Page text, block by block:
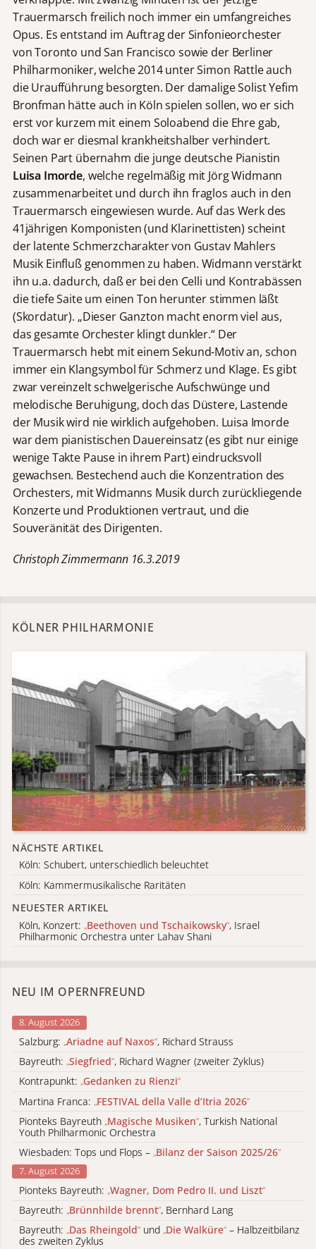
Trauermarsch freilich noch immer ein umfangreiches
Opus. Es entstand im Auftrag der Sinfonieorchester
von Toronto und San Francisco sowie der Berliner
Philharmoniker, welche 2014 unter Simon Rattle auch
die Uraufführung besorgten. Der damalige Solist Yefim
Bronfman hätte auch in Köln spielen sollen, wo er sich
erst vor kurzem mit einem Soloabend die Ehre gab,
doch war er diesmal krankheitshalber verhindert.
Seinen Part übernahm die junge deutsche Pianistin
Luisa Imorde, welche regelmäßig mit Jörg Widmann
zusammenarbeitet und durch ihn fraglos auch in den
Trauermarsch eingewiesen wurde. Auf das Werk des
41jährigen Komponisten (und Klarinettisten) scheint
der latente Schmerzcharakter von Gustav Mahlers
Musik Einfluß genommen zu haben. Widmann verstärkt
ihn u.a. dadurch, daß er bei den Celli und Kontrabässen
die tiefe Saite um einen Ton herunter stimmen läßt
(Skordatur). „Dieser Ganzton macht enorm viel aus,
das gesamte Orchester klingt dunkler.“ Der
Trauermarsch hebt mit einem Sekund-Motiv an, schon
immer ein Klangsymbol für Schmerz und Klage. Es gibt
zwar vereinzelt schwelgerische Aufschwünge und
melodische Beruhigung, doch das Düstere, Lastende
der Musik wird nie wirklich aufgehoben. Luisa Imorde
war dem pianistischen Dauereinsatz (es gibt nur einige
wenige Takte Pause in ihrem Part) eindrucksvoll
gewachsen. Bestechend auch die Konzentration des
Orchesters, mit Widmanns Musik durch zurückliegende
Konzerte und Produktionen vertraut, und die
Souveränität des Dirigenten.
Christoph Zimmermann 16.3.2019
KÖLNER PHILHARMONIE
NÄCHSTE ARTIKEL
Köln: Schubert, unterschiedlich beleuchtet
Köln: Kammermusikalische Raritäten
NEUESTER ARTIKEL
Köln, Konzert: „Beethoven und Tschaikowsky“, Israel
Philharmonic Orchestra unter Lahav Shani
NEU IM OPERNFREUND
8. August 2026
Salzburg: „Ariadne auf Naxos“, Richard Strauss
Bayreuth: „Siegfried“, Richard Wagner (zweiter Zyklus)
Kontrapunkt: „Gedanken zu Rienzi“
Martina Franca: „FESTIVAL della Valle d’Itria 2026“
Pionteks Bayreuth „Magische Musiken“, Turkish National
Youth Philharmonic Orchestra
Wiesbaden: Tops und Flops – „Bilanz der Saison 2025/26“
7. August 2026
Pionteks Bayreuth: „Wagner, Dom Pedro II. und Liszt“
Bayreuth: „Brünnhilde brennt“, Bernhard Lang
Bayreuth: „Das Rheingold“ und „Die Walküre“ – Halbzeitbilanz
des zweiten Zyklus